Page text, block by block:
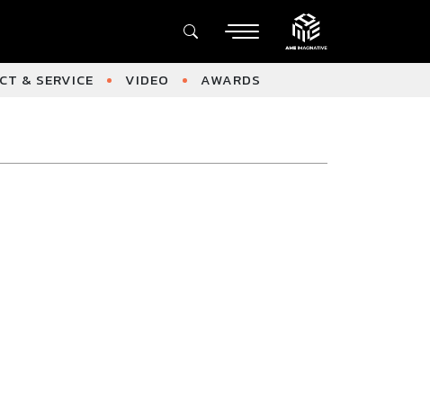
& SERVICE VIDEO AWARDS